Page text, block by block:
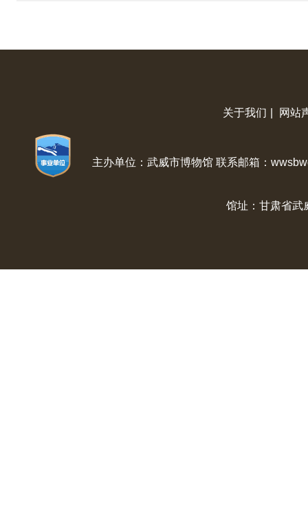
关于我们 网站
主办单位：武威市博物馆 联系邮箱：
馆址：甘肃省武